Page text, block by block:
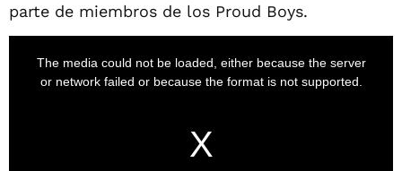
parte de miembros de los Proud Boys.